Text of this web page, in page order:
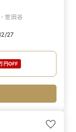
世田谷
27
円OFF